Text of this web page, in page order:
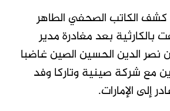
الكاتب الصحفي الطاهر
بعد مغادرة مدير
نصر الدين الحسين الصين غاضبا
مع شركة صينية وتاركا وفد
إلى الإمارات.